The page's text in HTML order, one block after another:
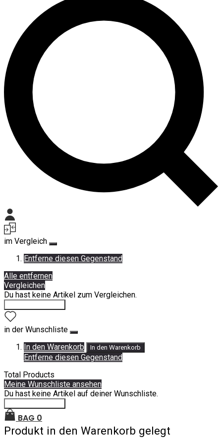
im Vergleich
Entferne diesen Gegenstand
Alle entfernen
Vergleichen
Du hast keine Artikel zum Vergleichen.
in der Wunschliste
In den Warenkorb
In den Warenkorb
Entferne diesen Gegenstand
Total Products
Meine Wunschliste ansehen
Du hast keine Artikel auf deiner Wunschliste.
BAG 0
Produkt in den Warenkorb gelegt